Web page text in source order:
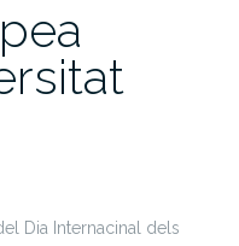
Dia Internacinal dels